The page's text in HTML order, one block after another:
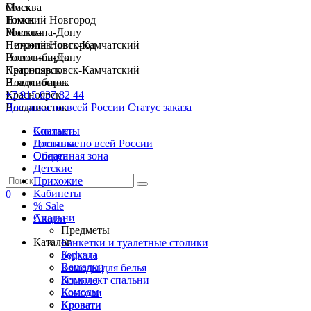
Москва
Нижний Новгород
Ростов-на-Дону
Петропавловск-Камчатский
Новосибирск
Красноярск
Владивосток
+7 915 037 82 44
Доставка по всей России Статус заказа
Спальни
Гостиные
Обеденная зона
Детские
Прихожие
Кабинеты
% Sale
Акции
Каталог
Буфеты
Вешалки
Зеркала
Комоды
Кровати
Омск
Томск
Москва
Нижний Новгород
Ростов-на-Дону
Петропавловск-Камчатский
Новосибирск
Красноярск
Владивосток
Контакты
Доставка по всей России
Оплата
0
Спальни
Предметы
Банкетки и туалетные столики
Зеркала
Комоды для белья
Комплект спальни
Консоли
Кровати